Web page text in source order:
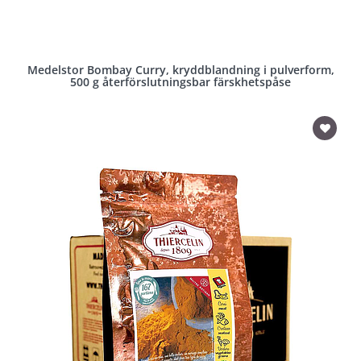
Medelstor Bombay Curry, kryddblandning i pulverform,
500 g återförslutningsbar färskhetspåse